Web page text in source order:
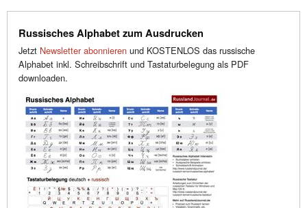
Russisches Alphabet zum Ausdrucken
Jetzt Newsletter abonnieren und KOSTENLOS das russische
Alphabet inkl. Schreibschrift und Tastaturbelegung als PDF
downloaden.